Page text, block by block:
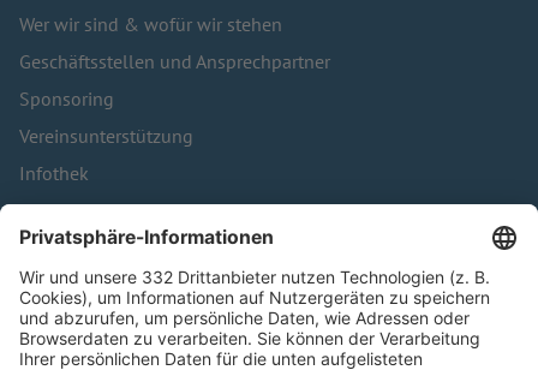
Wer wir sind & wofür wir stehen
Geschäftsstellen und Ansprechpartner
Sponsoring
Vereinsunterstützung
Infothek
Kontakt
HÄUFIG BESUCHTE SEITEN
Pässe und Vereinswechsel
Trainerausbildung